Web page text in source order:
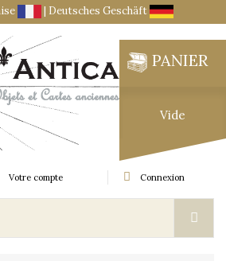
| Deutsches Geschäft
PANIER
Vide
Connexion
Votre compte